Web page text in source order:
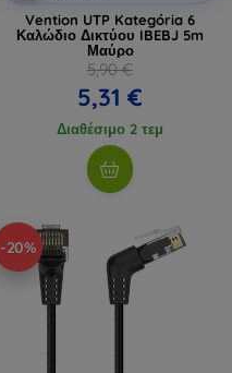
Vention UTP Kategória 6
Καλώδιο Δικτύου IBEBJ 5m
Μαύρο
5,90 €
5,31 €
Διαθέσιμο 2 τεμ
-20%